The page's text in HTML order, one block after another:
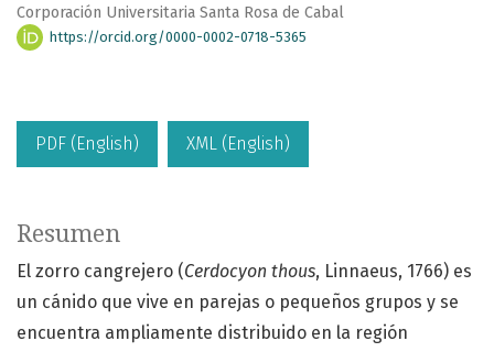
Corporación Universitaria Santa Rosa de Cabal
https://orcid.org/0000-0002-0718-5365
PDF (English) XML (English)
Resumen
El zorro cangrejero (Cerdocyon thous, Linnaeus, 1766) es
un cánido que vive en parejas o pequeños grupos y se
encuentra ampliamente distribuido en la región